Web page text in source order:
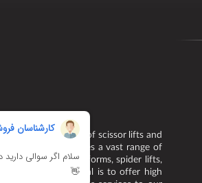
manufacturer of scissor lifts and
currently provides a vast range of
truck mounted platforms, spider lifts,
trollies. Our goal is to offer high